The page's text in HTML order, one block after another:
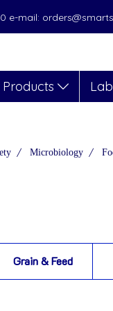
e-mail:
Products
Microbiology
Grain & Feed